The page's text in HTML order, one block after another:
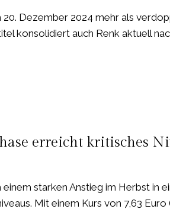
Dezember 2024 mehr als
konsolidiert auch Renk aktuell
erreicht kritisches
starken Anstieg im Herbst in
Mit einem Kurs von 7,63